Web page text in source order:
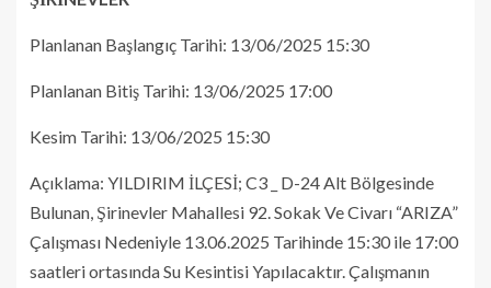
Planlanan Başlangıç Tarihi: 13/06/2025 15:30
Planlanan Bitiş Tarihi: 13/06/2025 17:00
Kesim Tarihi: 13/06/2025 15:30
Açıklama: YILDIRIM İLÇESİ; C3 _ D-24 Alt Bölgesinde
Bulunan, Şirinevler Mahallesi 92. Sokak Ve Civarı “ARIZA”
Çalışması Nedeniyle 13.06.2025 Tarihinde 15:30 ile 17:00
saatleri ortasında Su Kesintisi Yapılacaktır. Çalışmanın